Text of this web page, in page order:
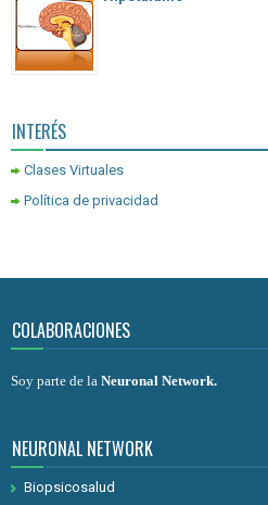
INTERÉS
Clases Virtuales
Política de privacidad
COLABORACIONES
Soy parte de la Neuronal Network.
NEURONAL NETWORK
Biopsicosalud